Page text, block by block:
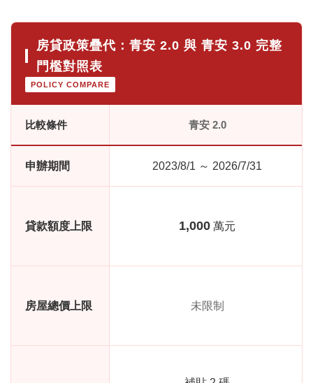
房貸政策疊代：青安 2.0 與 青安 3.0 完整
門檻對照表
POLICY COMPARE
比較條件 青安 2.0
申辦期間 2023/8/1 ～ 2026/7/31
貸款額度上限 1,000 萬元
房屋總價上限 未限制